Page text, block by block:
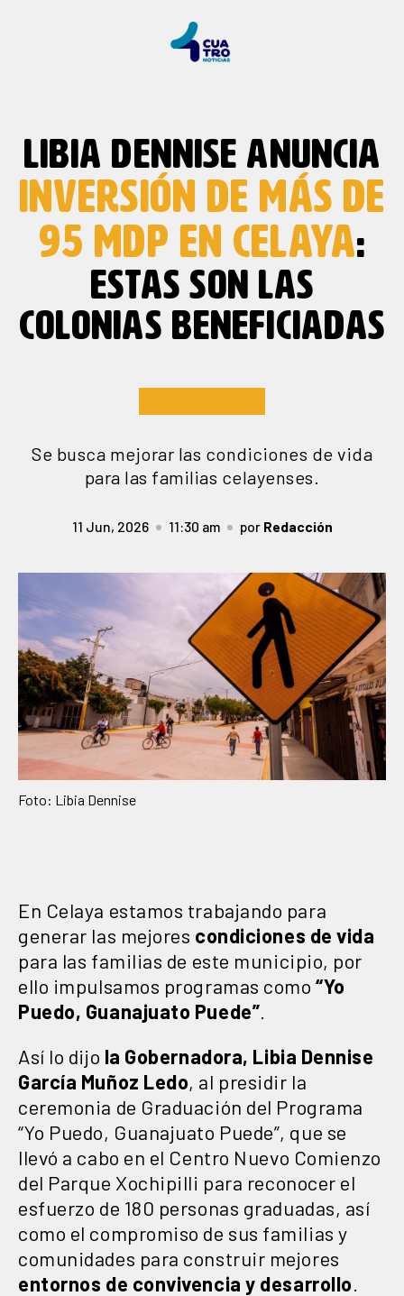
LIBIA DENNISE ANUNCIA
INVERSIÓN DE MÁS DE
95 MDP EN CELAYA:
ESTAS SON LAS
COLONIAS BENEFICIADAS
Se busca mejorar las condiciones de vida
para las familias celayenses.
11 Jun, 2026 11:30 am por Redacción
Foto: Libia Dennise
En Celaya estamos trabajando para
generar las mejores condiciones de vida
para las familias de este municipio, por
ello impulsamos programas como“Yo
Puedo, Guanajuato Puede”
Así lo dijo la Gobernadora, Libia Dennise
García Muñoz Ledo, al presidir la
ceremonia de Graduación del Programa
“Yo Puedo, Guanajuato Puede”, que se
llevó a cabo en el Centro Nuevo Comienzo
del Parque Xochipilli para reconocer el
esfuerzo de 180 personas graduadas, así
como el compromiso de sus familias y
comunidades para construir mejores
entornos de convivencia y desarrollo